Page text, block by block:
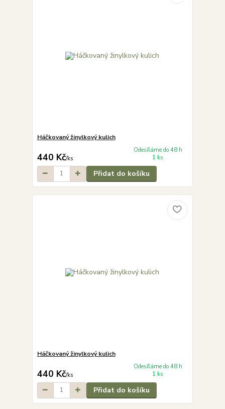
Háčkovaný žinylkový kulich
440 Kč/ks
Odesíláme do 48 h
1 ks
Přidat do košíku
Háčkovaný žinylkový kulich
440 Kč/ks
Odesíláme do 48 h
1 ks
Přidat do košíku